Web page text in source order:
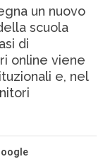
un nuovo
scuola
di
online viene
e, nel